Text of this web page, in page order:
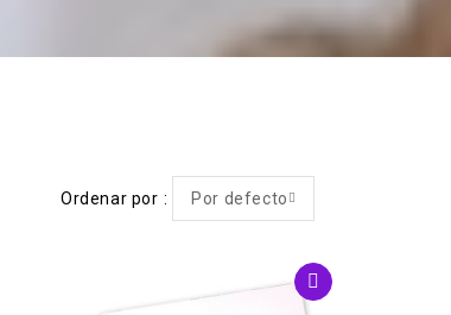
Ordenar por Por defecto